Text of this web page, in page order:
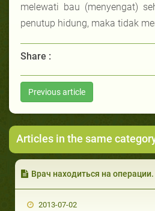
melewati bau (menyengat)
penutup hidung, maka tidak
Share :
Previous article
Articles in the same
Врач находиться на операции. Может
2013-07-02